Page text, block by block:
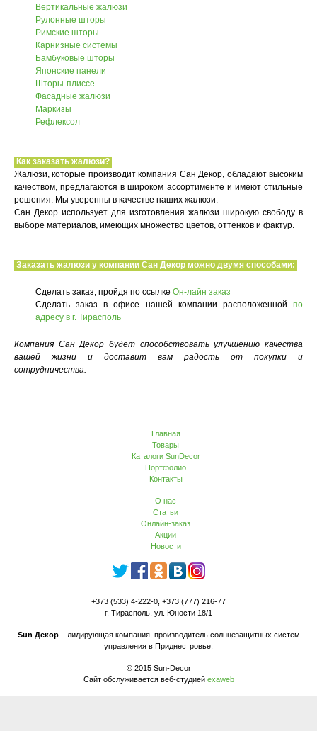
Вертикальные жалюзи
Рулонные шторы
Римские шторы
Карнизные системы
Бамбуковые шторы
Японские панели
Шторы-плиссе
Фасадные жалюзи
Маркизы
Рефлексол
Как заказать жалюзи?
Жалюзи, которые производит компания Сан Декор, обладают высоким
качеством, предлагаются в широком ассортименте и имеют стильные
решения. Мы уверенны в качестве наших жалюзи.
Сан Декор использует для изготовления жалюзи широкую свободу в
выборе материалов, имеющих множество цветов, оттенков и фактур.
Заказать жалюзи у компании Сан Декор можно двумя способами:
Сделать заказ, пройдя по ссылке Он-лайн заказ
Сделать заказ в офисе нашей компании расположенной по
адресу в г. Тирасполь
Компания Сан Декор будет способствовать улучшению качества
вашей жизни и доставит вам радость от покупки и
сотрудничества.
Главная
Товары
Каталоги SunDecor
Портфолио
Контакты
О нас
Статьи
Онлайн-заказ
Акции
Новости
+373 (533) 4-222-0, +373 (777) 216-77
г. Тирасполь, ул. Юности 18/1
Sun Декор– лидирующая компания, производитель солнцезащитных систем
управления в Приднестровье.
© 2015 Sun-Decor
Сайт обслуживается веб-студией exaweb